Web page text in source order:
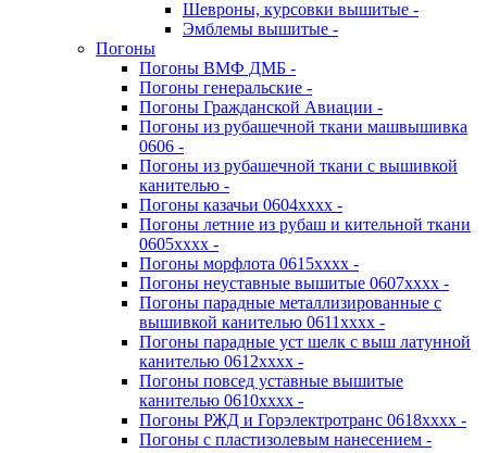
Шевроны, курсовки вышитые -
Эмблемы вышитые -
Погоны
Погоны ВМФ ДМБ -
Погоны генеральские -
Погоны Гражданской Авиации -
Погоны из рубашечной ткани машвышивка
0606 -
Погоны из рубашечной ткани с вышивкой
канителью -
Погоны казачьи 0604хххх -
Погоны летние из рубаш и кительной ткани
0605хххх -
Погоны морфлота 0615хххх -
Погоны неуставные вышитые 0607хххх -
Погоны парадные металлизированные с
вышивкой канителью 0611хххх -
Погоны парадные уст шелк с выш латунной
канителью 0612хххх -
Погоны повсед уставные вышитые
канителью 0610хххх -
Погоны РЖД и Горэлектротранс 0618хххх -
Погоны с пластизолевым нанесением -